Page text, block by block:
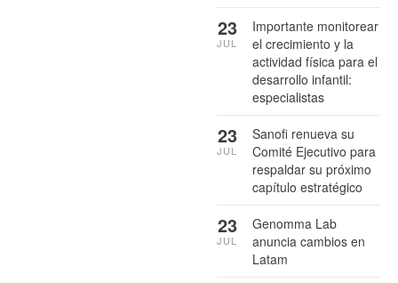
Importante monitorear
el crecimiento y la
actividad física para el
desarrollo infantil:
especialistas
23
JUL
Sanofi renueva su
Comité Ejecutivo para
respaldar su próximo
capítulo estratégico
23
JUL
Genomma Lab
anuncia cambios en
Latam
23
JUL